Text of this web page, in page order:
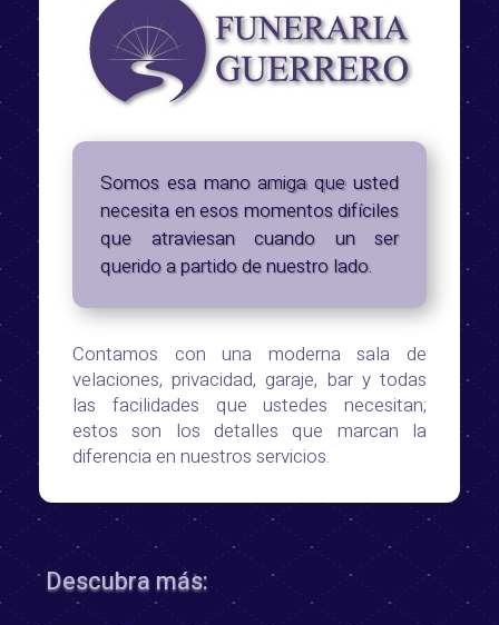
Somos esa mano amiga que usted
necesita en esos momentos difíciles
que atraviesan cuando un ser
querido a partido de nuestro lado.
Contamos con una moderna sala de
velaciones, privacidad, garaje, bar y todas
las facilidades que ustedes necesitan;
estos son los detalles que marcan la
diferencia en nuestros servicios.
Descubra más: